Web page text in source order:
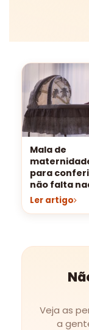
Mala de
para
não falta
Ler artigo
Veja as
a